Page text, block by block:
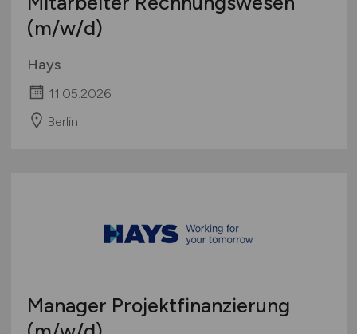
Mitarbeiter Rechnungswesen
(m/w/d)
Hays